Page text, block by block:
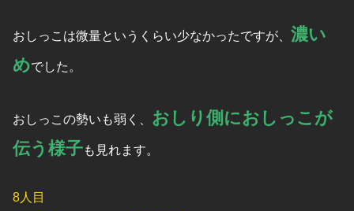
おしっこは微量というくらい少なかったですが、 濃い
めでした。
おしっこの勢いも弱く、 おしり側におしっこが
伝う様子も見れます。
8人目